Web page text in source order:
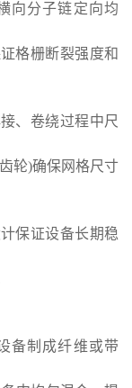
向分子链定向均
格栅断裂强度和
、卷绕过程中尺
轮)确保网格尺寸
保证设备长期稳
备制成纤维或带